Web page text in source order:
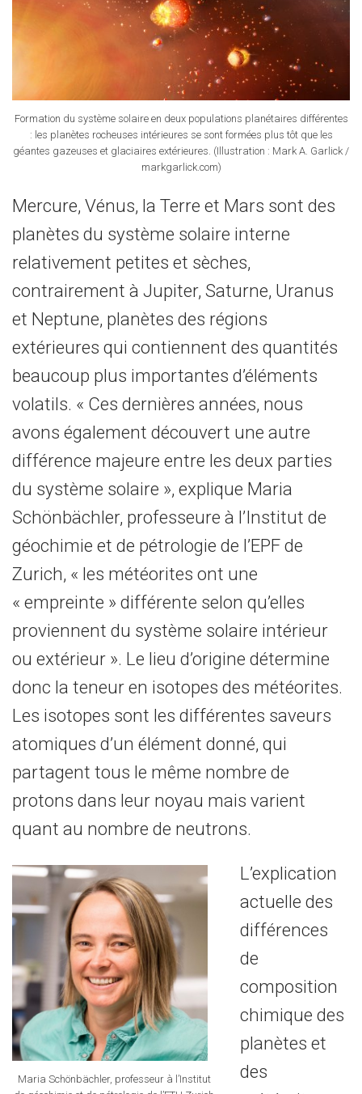
Formation du système solaire en deux populations planétaires différentes
: les planètes rocheuses intérieures se sont formées plus tôt que les
géantes gazeuses et glaciaires extérieures. (Illustration : Mark A. Garlick /
markgarlick.com)
Mercure, Vénus, la Terre et Mars sont des
planètes du système solaire interne
relativement petites et sèches,
contrairement à Jupiter, Saturne, Uranus
et Neptune, planètes des régions
extérieures qui contiennent des quantités
beaucoup plus importantes d’éléments
volatils. « Ces dernières années, nous
avons également découvert une autre
différence majeure entre les deux parties
du système solaire », explique Maria
Schönbächler, professeure à l’Institut de
géochimie et de pétrologie de l’EPF de
Zurich, « les météorites ont une
« empreinte » différente selon qu’elles
proviennent du système solaire intérieur
ou extérieur ». Le lieu d’origine détermine
donc la teneur en isotopes des météorites.
Les isotopes sont les différentes saveurs
atomiques d’un élément donné, qui
partagent tous le même nombre de
protons dans leur noyau mais varient
quant au nombre de neutrons.
Maria Schönbächler, professeur à l’Institut
L’explication
actuelle des
différences
de
composition
chimique des
planètes et
des